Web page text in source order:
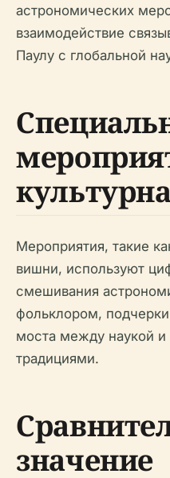
астрономических
взаимодействие
Паулу с глобальной
Мероприятия, такие
вишни, используют
смешивания
фольклором,
моста между наукой и
традициями.
значение